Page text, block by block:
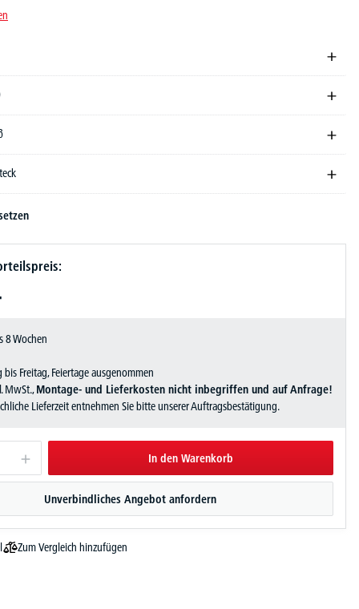
8 Wochen
Freitag, Feiertage ausgenommen
MwSt.,Montage- und Lieferkosten nicht inbegriffen und auf Anfrage!
Lieferzeit entnehmen Sie bitte unserer Auftragsbestätigung.
In den Warenkorb
Unverbindliches Angebot anfordern
Zum Vergleich hinzufügen